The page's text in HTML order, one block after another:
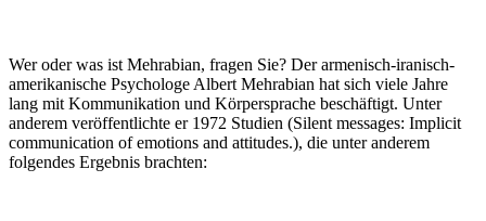
Wer oder was ist Mehrabian, fragen Sie? Der armenisch-iranisch-
amerikanische Psychologe Albert Mehrabian hat sich viele Jahre
lang mit Kommunikation und Körpersprache beschäftigt. Unter
anderem veröffentlichte er 1972 Studien (Silent messages: Implicit
communication of emotions and attitudes.), die unter anderem
folgendes Ergebnis brachten: